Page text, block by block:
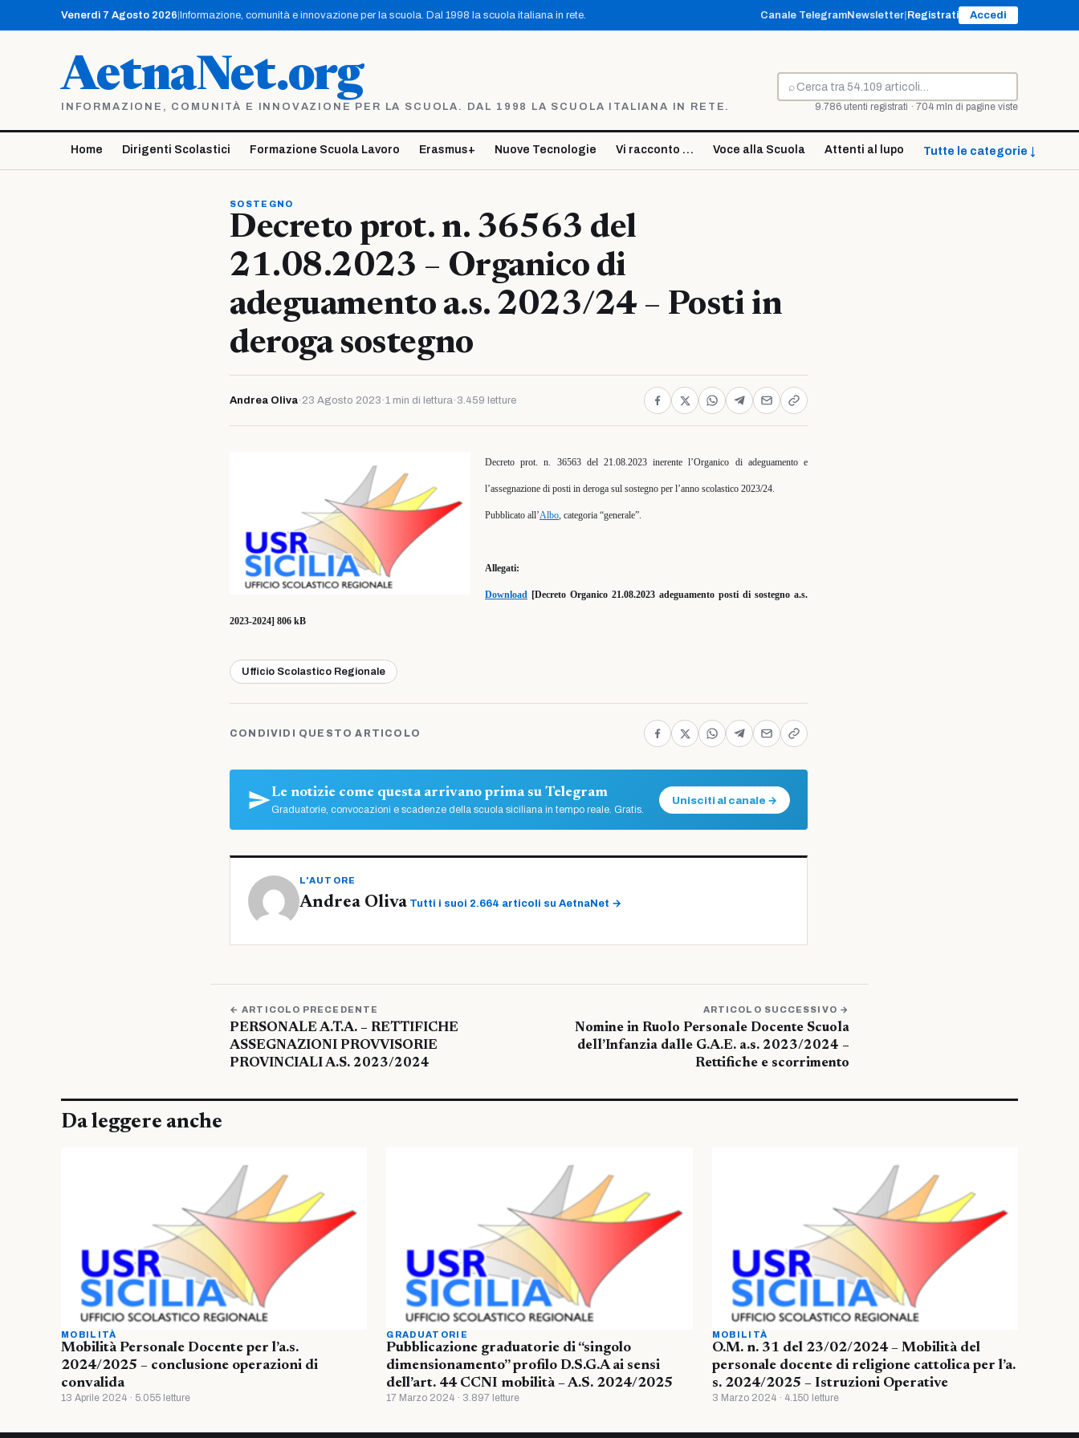
contenuto
Venerdì 7 Agosto 2026 Informazione, comunità e innovazione per la scuola. Dal 1998 la scuola italiana in rete. Canale TelegramNewsletter Registrati Accedi
AetnaNet.org
INFORMAZIONE, COMUNITÀ E INNOVAZIONE PER LA SCUOLA. DAL 1998 LA SCUOLA ITALIANA IN RETE.
⌕
Cerca
9.786 utenti registrati · 704 mln di pagine viste
Home Dirigenti Scolastici Formazione Scuola Lavoro Erasmus+ Nuove Tecnologie Vi racconto … Voce alla Scuola Attenti al lupo Tutte le categorie ↓
SOSTEGNO
Decreto prot. n. 36563 del
21.08.2023 – Organico di
adeguamento a.s. 2023/24 – Posti in
deroga sostegno
Andrea Oliva· 23 Agosto 2023 ·1 min di lettura· 3.459 letture
Decreto prot. n. 36563 del 21.08.2023 inerente l’Organico di adeguamento e
l’assegnazione di posti in deroga sul sostegno per l’anno scolastico 2023/24.
Pubblicato all’Albo, categoria “generale”.
Allegati:
Download [Decreto Organico 21.08.2023 adeguamento posti di sostegno a.s.
2023-2024] 806 kB
Ufficio Scolastico Regionale
CONDIVIDI QUESTO ARTICOLO
Le notizie come questa arrivano prima su Telegram
Graduatorie, convocazioni e scadenze della scuola siciliana in tempo reale. Gratis.
Unisciti al canale →
L'AUTORE
Andrea Oliva Tutti i suoi 2.664 articoli su AetnaNet →
← ARTICOLO PRECEDENTE
PERSONALE A.T.A. – RETTIFICHE
ASSEGNAZIONI PROVVISORIE
PROVINCIALI A.S. 2023/2024
ARTICOLO SUCCESSIVO →
Nomine in Ruolo Personale Docente Scuola
dell’Infanzia dalle G.A.E. a.s. 2023/2024 –
Rettifiche e scorrimento
Da leggere anche
MOBILITÀ
Mobilità Personale Docente per l’a.s.
2024/2025 – conclusione operazioni di
convalida
13 Aprile 2024 · 5.055 letture
GRADUATORIE
Pubblicazione graduatorie di “singolo
dimensionamento” profilo D.S.G.A ai sensi
dell’art. 44 CCNI mobilità – A.S. 2024/2025
17 Marzo 2024 · 3.897 letture
MOBILITÀ
O.M. n. 31 del 23/02/2024 – Mobilità del
personale docente di religione cattolica per l’a.
s. 2024/2025 – Istruzioni Operative
3 Marzo 2024 · 4.150 letture